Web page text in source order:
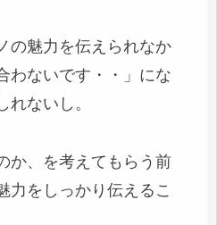
の魅力を伝えられなか
わないです・・」にな
れないし。
か、を考えてもらう前
力をしっかり伝えるこ